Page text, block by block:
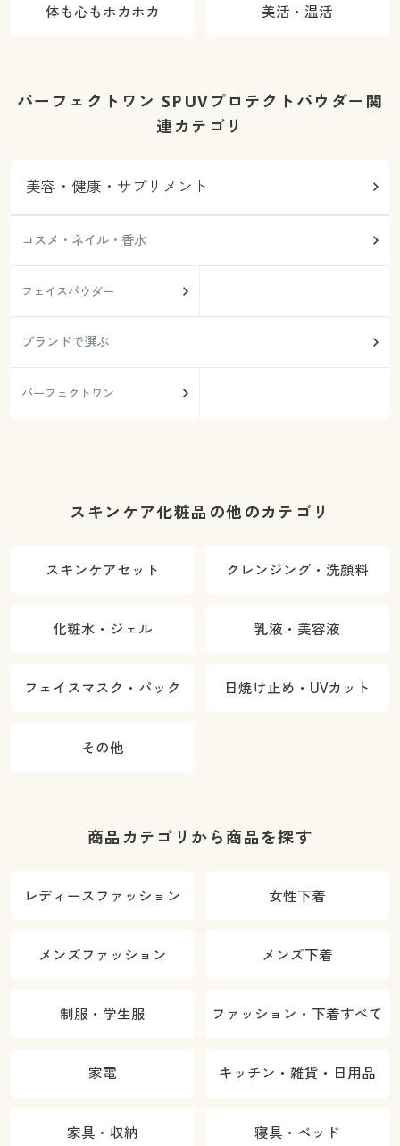
体も心もホカホカ 美活・温活
パーフェクトワン SPUVプロテクトパウダー関
連カテゴリ
美容・健康・サプリメント
コスメ・ネイル・香水
フェイスパウダー
ブランドで選ぶ
パーフェクトワン
スキンケア化粧品の他のカテゴリ
スキンケアセット クレンジング・洗顔料
化粧水・ジェル 乳液・美容液
フェイスマスク・パック 日焼け止め・UVカット
その他
商品カテゴリから商品を探す
レディースファッション 女性下着
メンズファッション メンズ下着
制服・学生服 ファッション・下着すべて
家電 キッチン・雑貨・日用品
家具・収納 寝具・ベッド